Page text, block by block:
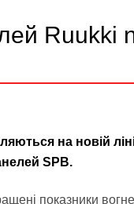
Ruukki
на новій
SPB.
показники